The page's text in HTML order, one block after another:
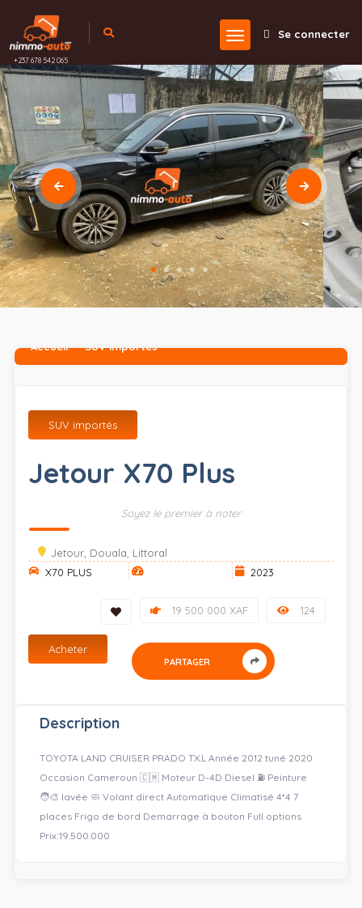
+237 678 542 065
Se connecter
Accueil SUV importés
SUV importés
Jetour X70 Plus
Soyez le premier à noter
Jetour, Douala, Littoral
X70 PLUS
2023
124
19 500 000 XAF
Acheter
PARTAGER
Description
TOYOTA LAND CRUISER PRADO TX.L Année 2012 tuné 2020
Occasion Cameroun 🇨🇲 Moteur D-4D Diesel ⛽️ Peinture
🧑‍🎨 lavée 🧼 Volant direct Automatique Climatisé 4*4 7
places Frigo de bord Demarrage à bouton Full options
Prix:19.500.000